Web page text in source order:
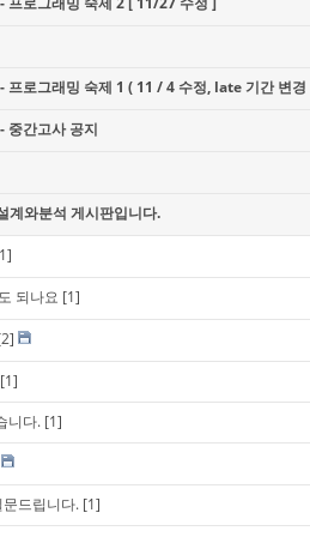
프로그래밍 숙제 1 ( 11 / 4 수정, late 기간 변경
중간고사 공지
계와분석 게시판입니다.
되나요 [1]
[1]
니다. [1]
드립니다. [1]